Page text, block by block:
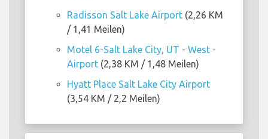
Radisson Salt Lake Airport (2,26 KM
/ 1,41 Meilen)
Motel 6-Salt Lake City, UT - West -
Airport (2,38 KM / 1,48 Meilen)
Hyatt Place Salt Lake City Airport
(3,54 KM / 2,2 Meilen)